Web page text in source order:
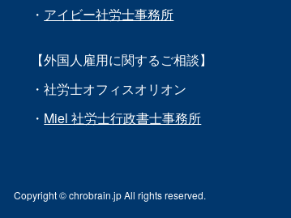
・ アイビー社労士事務所
【外国人雇用に関するご相談】
・社労士オフィスオリオン
・ Miel 社労士行政書士事務所
Copyright © chrobrain.jp All rights reserved.